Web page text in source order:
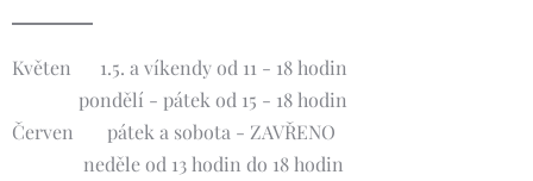
Květen 🌸1.5. a víkendy od 11 - 18 hodin
pondělí - pátek od 15 - 18 hodin
Červen 🌺 pátek a sobota - ZAVŘENO
neděle od 13 hodin do 18 hodin